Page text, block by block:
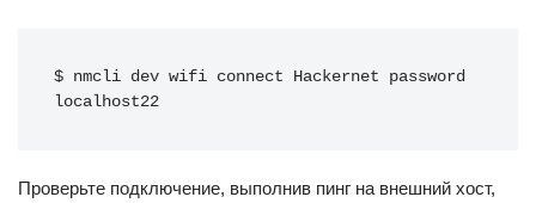
$ nmcli dev wifi connect Hackernet password
localhost22
Проверьте подключение, выполнив пинг на внешний хост,